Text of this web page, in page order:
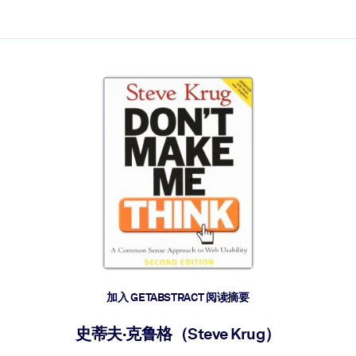
加入 GETABSTRACT 阅读摘要
史蒂夫·克鲁格（Steve Krug）